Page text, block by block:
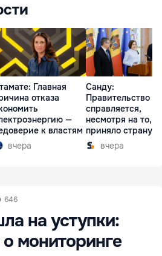
Главная
отказа
—
к властям
вчера
Санду:
Правительство
справляется,
несмотря на то,
приняло страну в
разгар кризиса
вчера
646
на уступки:
мониторинге